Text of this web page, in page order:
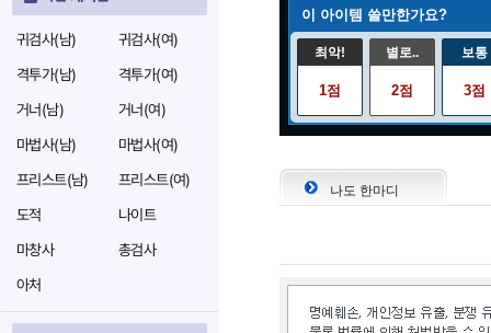
귀검사(남)
귀검사(여)
격투가(남)
격투가(여)
거너(남)
거너(여)
마법사(남)
마법사(여)
프리스트(남)
프리스트(여)
도적
나이트
마창사
총검사
아처
이 아이템 쓸만한가요?
최악!
1점
별로..
2점
보통
3점
나도 한마디